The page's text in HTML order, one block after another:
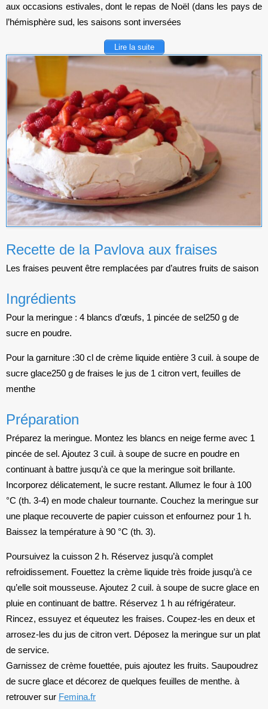
aux occasions estivales, dont le repas de Noël (dans les pays de
l’hémisphère sud, les saisons sont inversées
Lire la suite
Recette de la Pavlova aux fraises
Les fraises peuvent être remplacées par d’autres fruits de saison
Ingrédients
Pour la meringue : 4 blancs d’œufs, 1 pincée de sel250 g de
sucre en poudre.
Pour la garniture :30 cl de crème liquide entière 3 cuil. à soupe de
sucre glace250 g de fraises le jus de 1 citron vert, feuilles de
menthe
Préparation
Préparez la meringue. Montez les blancs en neige ferme avec 1
pincée de sel. Ajoutez 3 cuil. à soupe de sucre en poudre en
continuant à battre jusqu’à ce que la meringue soit brillante.
Incorporez délicatement, le sucre restant. Allumez le four à 100
°C (th. 3-4) en mode chaleur tournante. Couchez la meringue sur
une plaque recouverte de papier cuisson et enfournez pour 1 h.
Baissez la température à 90 °C (th. 3).
Poursuivez la cuisson 2 h. Réservez jusqu’à complet
refroidissement. Fouettez la crème liquide très froide jusqu’à ce
qu’elle soit mousseuse. Ajoutez 2 cuil. à soupe de sucre glace en
pluie en continuant de battre. Réservez 1 h au réfrigérateur.
Rincez, essuyez et équeutez les fraises. Coupez-les en deux et
arrosez-les du jus de citron vert. Déposez la meringue sur un plat
de service.
Garnissez de crème fouettée, puis ajoutez les fruits. Saupoudrez
de sucre glace et décorez de quelques feuilles de menthe. à
retrouver sur Femina.fr